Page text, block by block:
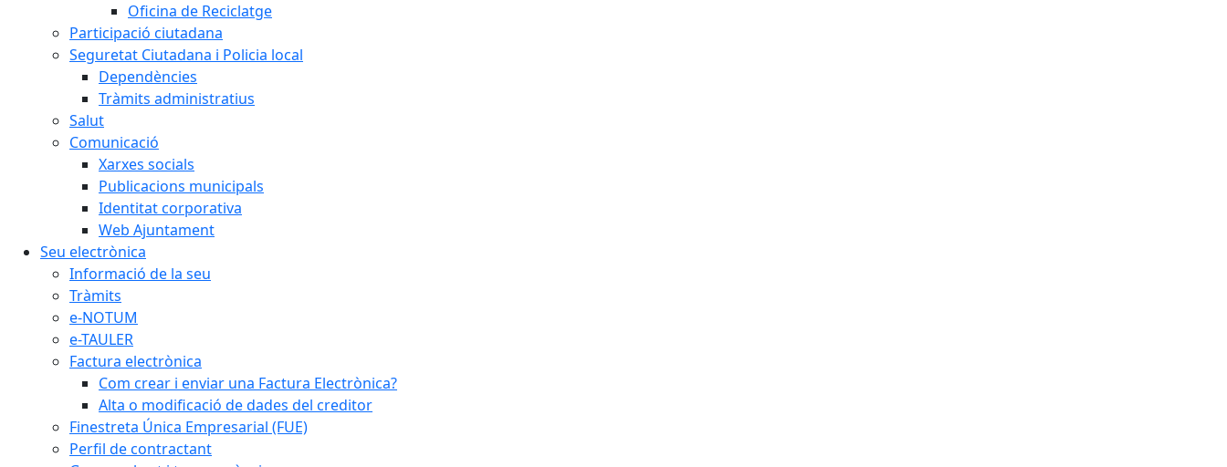
Oficina de Reciclatge
Participació ciutadana
Seguretat Ciutadana i Policia local
Dependències
Tràmits administratius
Salut
Comunicació
Xarxes socials
Publicacions municipals
Identitat corporativa
Web Ajuntament
Seu electrònica
Informació de la seu
Tràmits
e-NOTUM
e-TAULER
Factura electrònica
Com crear i enviar una Factura Electrònica?
Alta o modificació de dades del creditor
Finestreta Única Empresarial (FUE)
Perfil de contractant